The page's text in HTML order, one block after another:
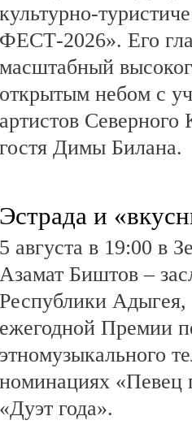
культурно-
ФЕСТ-2026». Его
масштабный
открытым небом с
артистов Северного
гостя Димы Билана.
Эстрада и
5 августа в 19:00 в
Азамат Биштов –
Республики
ежегодной Премии
этномузыкального
номинациях «Певец
«Дуэт года».